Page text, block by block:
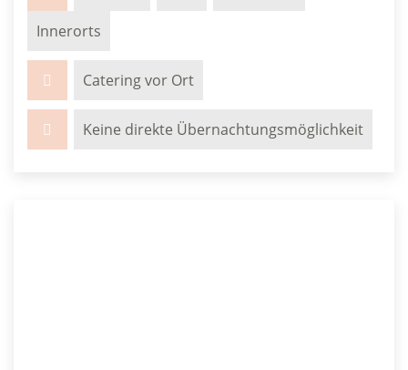
Innerorts
Catering vor Ort
Keine direkte Übernachtungsmöglichkeit